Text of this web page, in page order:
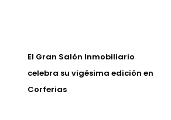
El Gran Salón Inmobiliario
celebra su vigésima edición en
Corferias